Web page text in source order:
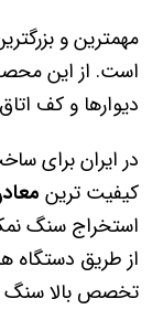
مهمترین و
است. از این
دیوارها و کف
در ایران برای
کیفیت ترین
استخراج سنگ
از طریق دستگاه
تخصص بالا سنگ